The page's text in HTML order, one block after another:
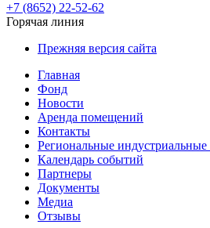
+7 (8652) 22-52-62
Горячая линия
Прежняя версия сайта
Главная
Фонд
Новости
Аренда помещений
Контакты
Региональные индустриальные
Календарь событий
Партнеры
Документы
Медиа
Отзывы